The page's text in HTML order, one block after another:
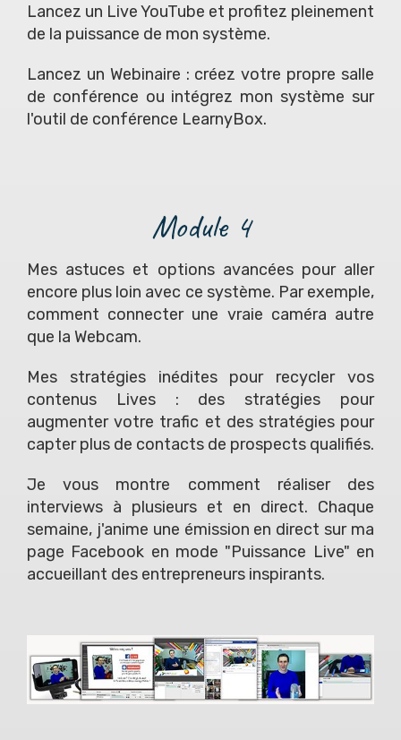
Lancez un Live YouTube et profitez pleinement
de la puissance de mon système.
Lancez un Webinaire : créez votre propre salle
de conférence ou intégrez mon système sur
l'outil de conférence LearnyBox.
Module 4
Mes astuces et options avancées pour aller
encore plus loin avec ce système. Par exemple,
comment connecter une vraie caméra autre
que la Webcam.
Mes stratégies inédites pour recycler vos
contenus Lives : des stratégies pour
augmenter votre trafic et des stratégies pour
capter plus de contacts de prospects qualifiés.
Je vous montre comment réaliser des
interviews à plusieurs et en direct. Chaque
semaine, j'anime une émission en direct sur ma
page Facebook en mode "Puissance Live" en
accueillant des entrepreneurs inspirants.